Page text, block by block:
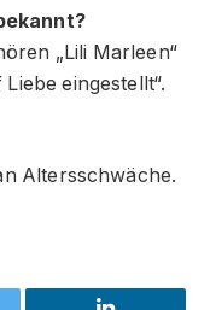
„Lili Marleen“
eingestellt“.
Altersschwäche.